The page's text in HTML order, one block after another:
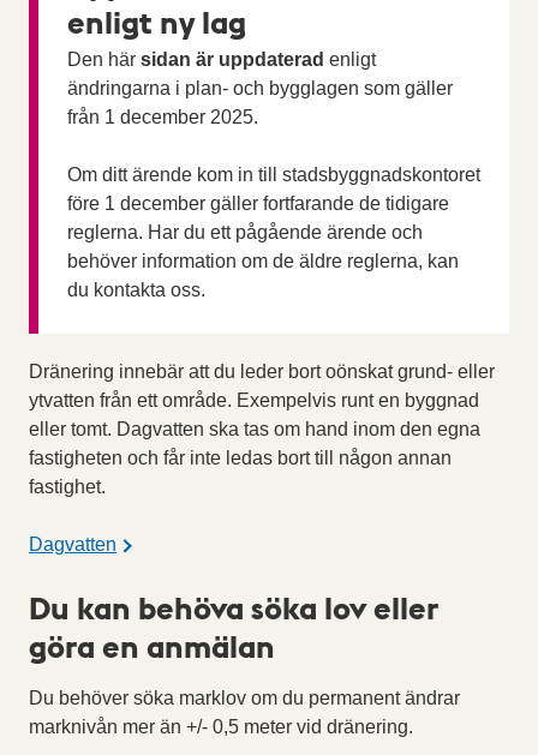
enligt ny lag
Den här sidan är uppdaterad enligt
ändringarna i plan- och bygglagen som gäller
från 1 december 2025.
Om ditt ärende kom in till stadsbyggnadskontoret
före 1 december gäller fortfarande de tidigare
reglerna. Har du ett pågående ärende och
behöver information om de äldre reglerna, kan
du kontakta oss.
Dränering innebär att du leder bort oönskat grund- eller
ytvatten från ett område. Exempelvis runt en byggnad
eller tomt. Dagvatten ska tas om hand inom den egna
fastigheten och får inte ledas bort till någon annan
fastighet.
Dagvatten
Du kan behöva söka lov eller
göra en anmälan
Du behöver söka marklov om du permanent ändrar
marknivån mer än +/- 0,5 meter vid dränering.